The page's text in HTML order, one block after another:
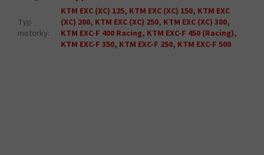
Typ
motorky:
KTM EXC (XC) 125, KTM EXC (XC) 150, KTM EXC
(XC) 200, KTM EXC (XC) 250, KTM EXC (XC) 300,
KTM EXC-F 400 Racing, KTM EXC-F 450 (Racing),
KTM EXC-F 350, KTM EXC-F 250, KTM EXC-F 500